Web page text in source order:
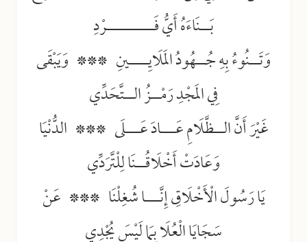
بَــنَاءَهُ أَيُّ فَــــــــــرْدِ
وَتَــنُوءُ بِهِ جُــهُودُ المَلَايِــــينِ *** وَيَبْقَى
فِي المَجْدِ رَمْــزُ الــتَّحَدِّي
غَيْرَ أَنَّ الــظَّلَامِ عَـــادَ عَـــلَى *** الدُّنْيَا
وَعَادَتْ أَخْلَاقُــنَا لِلْتَّرَدِّي
يَا رَسُولَ الْأَخْلَاقِ إِنَّـــا شُغِلْنَا *** عَنْ
سَجَايَا الْعُلَا بِمَا لَيْسَ يُجْدِي